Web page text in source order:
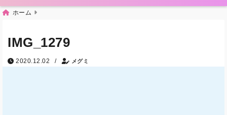
ホーム
IMG_1279
2020.12.02 / メグミ